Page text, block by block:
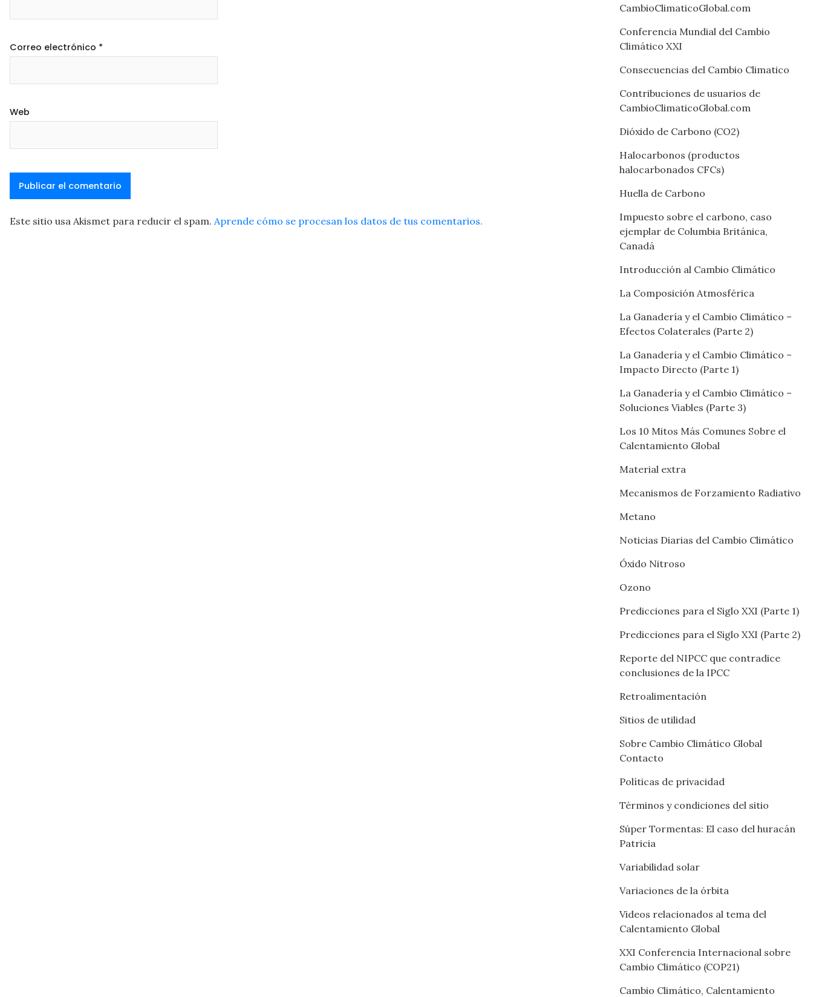
Correo electrónico *
Web
Este sitio usa Akismet para reducir el spam. Aprende cómo se procesan los datos de tus comentarios.
CambioClimaticoGlobal.com
Conferencia Mundial del Cambio
Climático XXI
Consecuencias del Cambio Climatico
Contribuciones de usuarios de
CambioClimaticoGlobal.com
Dióxido de Carbono (CO2)
Halocarbonos (productos
halocarbonados CFCs)
Huella de Carbono
Impuesto sobre el carbono, caso
ejemplar de Columbia Británica,
Canadá
Introducción al Cambio Climático
La Composición Atmosférica
La Ganadería y el Cambio Climático –
Efectos Colaterales (Parte 2)
La Ganadería y el Cambio Climático –
Impacto Directo (Parte 1)
La Ganadería y el Cambio Climático –
Soluciones Viables (Parte 3)
Los 10 Mitos Más Comunes Sobre el
Calentamiento Global
Material extra
Mecanismos de Forzamiento Radiativo
Metano
Noticias Diarias del Cambio Climático
Óxido Nitroso
Ozono
Predicciones para el Siglo XXI (Parte 1)
Predicciones para el Siglo XXI (Parte 2)
Reporte del NIPCC que contradice
conclusiones de la IPCC
Retroalimentación
Sitios de utilidad
Sobre Cambio Climático Global
Contacto
Políticas de privacidad
Términos y condiciones del sitio
Súper Tormentas: El caso del huracán
Patricia
Variabilidad solar
Variaciones de la órbita
Videos relacionados al tema del
Calentamiento Global
XXI Conferencia Internacional sobre
Cambio Climático (COP21)
Cambio Climático, Calentamiento